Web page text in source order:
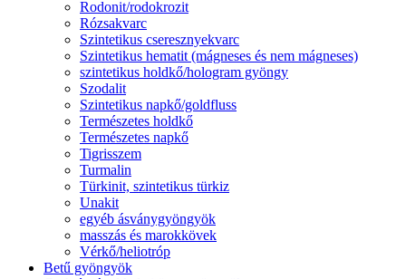
Rodonit/rodokrozit
Rózsakvarc
Szintetikus cseresznyekvarc
Szintetikus hematit (mágneses és nem mágneses)
szintetikus holdkő/hologram gyöngy
Szodalit
Szintetikus napkő/goldfluss
Természetes holdkő
Természetes napkő
Tigrisszem
Turmalin
Türkinit, szintetikus türkiz
Unakit
egyéb ásványgyöngyök
masszás és marokkövek
Vérkő/heliotróp
Betű gyöngyök